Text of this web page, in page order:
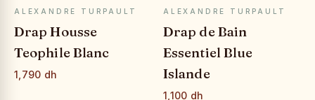
APERÇU RAPIDE
ALEXANDRE TURPAULT
Drap Housse
Teophile Blanc
1,790 dh
APERÇU RAPIDE
ALEXANDRE TURPAULT
Drap de Bain
Essentiel Blue
Islande
1,100 dh